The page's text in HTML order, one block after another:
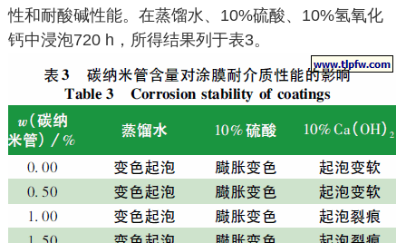
性和耐酸碱性能。在蒸馏水、10%硫酸、10%氢氧化
钙中浸泡720 h，所得结果列于表3。